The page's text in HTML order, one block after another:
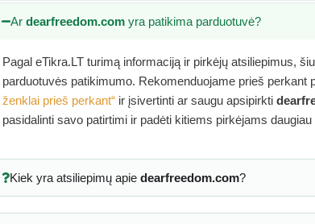
Ardearfreedom.com yra patikima parduotuvė?
Pagal eTikra.LT turimą informaciją ir pirkėjų atsiliepimus,
parduotuvės patikimumo. Rekomenduojame prieš perkant
ženklai prieš perkant“ ir įsivertinti ar saugu apsipirkti
pasidalinti savo patirtimi ir padėti kitiems pirkėjams
Kiek yra atsiliepimų apie dearfreedom.com?